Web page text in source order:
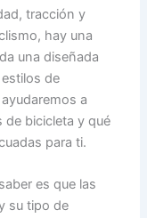
tracción y
hay una
una diseñada
de
a
de bicicleta y qué
para ti.
es que las
su tipo de